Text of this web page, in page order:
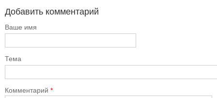
Добавить комментарий
Ваше имя
Тема
Комментарий *